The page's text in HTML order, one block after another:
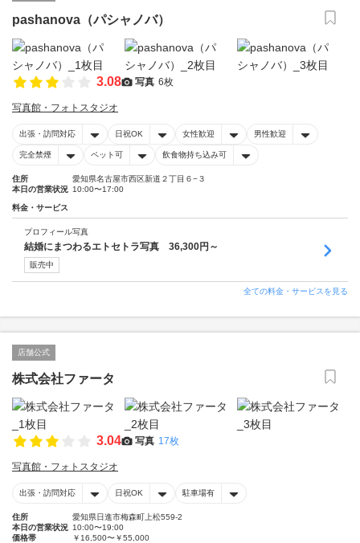
pashanova（パシャノバ）
3.08 写真 6枚
写真館・フォトスタジオ
出張・訪問対応 日祝OK 女性歓迎 男性歓迎
完全禁煙 ペット可 飲食物持ち込み可
住所
愛知県名古屋市西区新道２丁目６−３
本日の営業状況 10:00〜17:00
料金・サービス
プロフィール写真
結婚にまつわるエトセトラ写真 36,300円～
販売中
全ての料金・サービスを見る
店舗公式
株式会社ファータ
3.04 写真 17枚
写真館・フォトスタジオ
出張・訪問対応 日祝OK 駐車場有
住所
愛知県日進市梅森町上松559-2
本日の営業状況 10:00〜19:00
価格帯
￥16,500〜￥55,000